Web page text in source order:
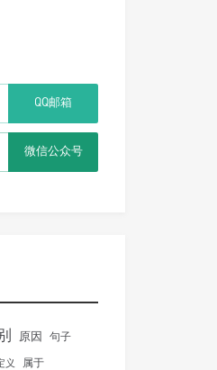
QQ邮箱
微信公众号
原因 句子
义 属于